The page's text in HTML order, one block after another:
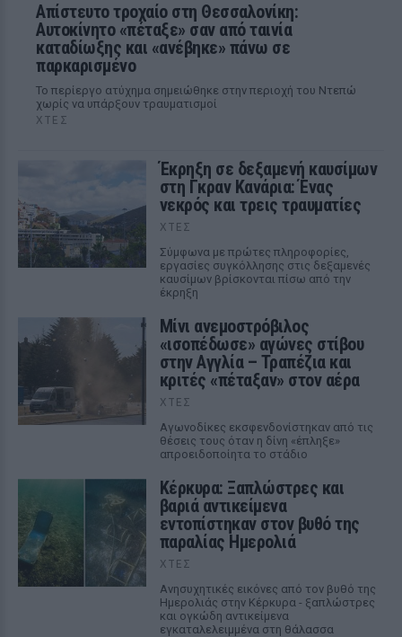
Απίστευτο τροχαίο στη Θεσσαλονίκη:
Αυτοκίνητο «πέταξε» σαν από ταινία
καταδίωξης και «ανέβηκε» πάνω σε
παρκαρισμένο
Το περίεργο ατύχημα σημειώθηκε στην περιοχή του Ντεπώ
χωρίς να υπάρξουν τραυματισμοί
ΧΤΕΣ
Έκρηξη σε δεξαμενή καυσίμων
στη Γκραν Κανάρια: Ένας
νεκρός και τρεις τραυματίες
ΧΤΕΣ
Σύμφωνα με πρώτες πληροφορίες,
εργασίες συγκόλλησης στις δεξαμενές
καυσίμων βρίσκονται πίσω από την
έκρηξη
Μίνι ανεμοστρόβιλος
«ισοπέδωσε» αγώνες στίβου
στην Αγγλία – Τραπέζια και
κριτές «πέταξαν» στον αέρα
ΧΤΕΣ
Αγωνοδίκες εκσφενδονίστηκαν από τις
θέσεις τους όταν η δίνη «έπληξε»
απροειδοποίητα το στάδιο
Κέρκυρα: Ξαπλώστρες και
βαριά αντικείμενα
εντοπίστηκαν στον βυθό της
παραλίας Ημερολιά
ΧΤΕΣ
Ανησυχητικές εικόνες από τον βυθό της
Ημερολιάς στην Κέρκυρα - ξαπλώστρες
και ογκώδη αντικείμενα
εγκαταλελειμμένα στη θάλασσα